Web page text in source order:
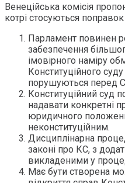
Венеційська комісія
котрі стосуються
Парламент повинен
забезпечення
імовірного наміру
Конституційного
порушуються перед
Конституційний суд
надавати конкретні
юридичного
неконституційним.
Дисциплінарна
законі про КС, з
викладеними у
Має бути створена